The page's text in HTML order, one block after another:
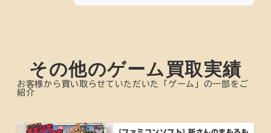
その他のゲーム買取実績
お客様から買い取らせていただいた「ゲーム」の一部をご
紹介